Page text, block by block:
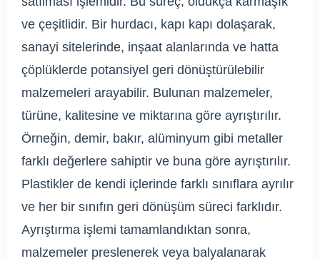
ve çeşitlidir. Bir hurdacı, kapı kapı dolaşarak,
sanayi sitelerinde, inşaat alanlarında ve hatta
çöplüklerde potansiyel geri dönüştürülebilir
malzemeleri arayabilir. Bulunan malzemeler,
türüne, kalitesine ve miktarına göre ayrıştırılır.
Örneğin, demir, bakır, alüminyum gibi metaller
farklı değerlere sahiptir ve buna göre ayrıştırılır.
Plastikler de kendi içlerinde farklı sınıflara ayrılır
ve her bir sınıfın geri dönüşüm süreci farklıdır.
Ayrıştırma işlemi tamamlandıktan sonra,
malzemeler preslenerek veya balyalanarak